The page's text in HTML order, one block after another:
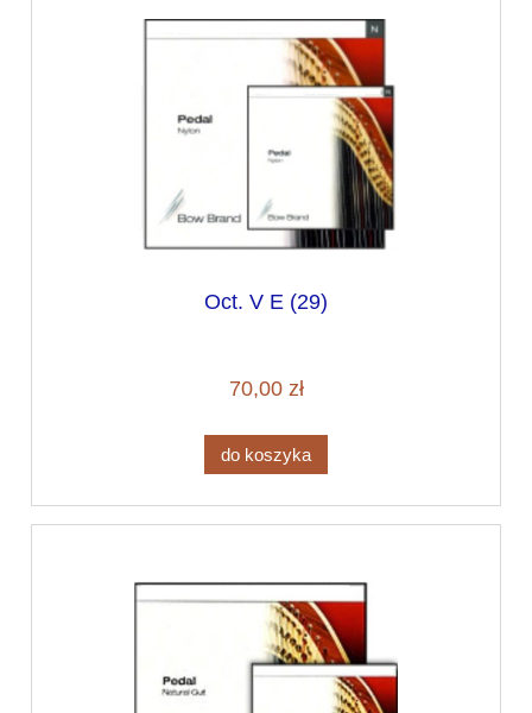
Oct. V E (29)
70,00 zł
do koszyka